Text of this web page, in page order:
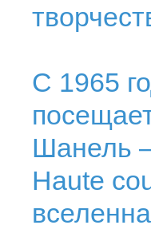
С 1965
Шанель
Haute